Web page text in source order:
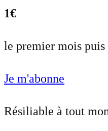
1€
le premier mois puis
Je m'abonne
Résiliable à tout